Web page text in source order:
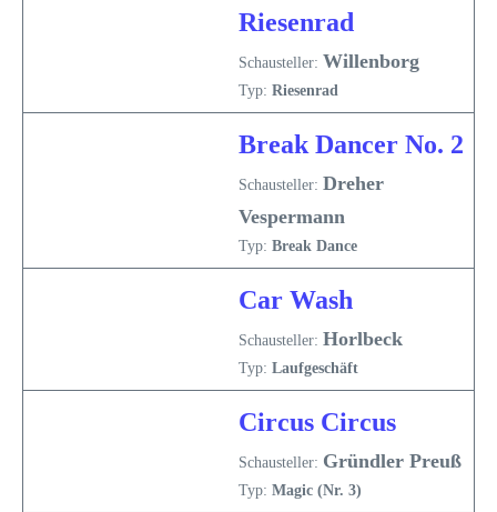
Riesenrad
Schausteller: Willenborg
Typ: Riesenrad
Break Dancer No. 2
Schausteller: Dreher
Vespermann
Typ: Break Dance
Car Wash
Schausteller: Horlbeck
Typ: Laufgeschäft
Circus Circus
Schausteller: Gründler Preuß
Typ: Magic (Nr. 3)